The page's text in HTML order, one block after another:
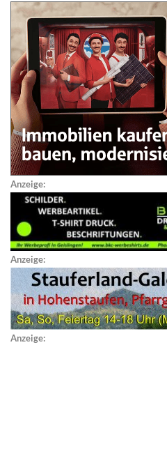
Anzeige:
Anzeige:
Anzeige: